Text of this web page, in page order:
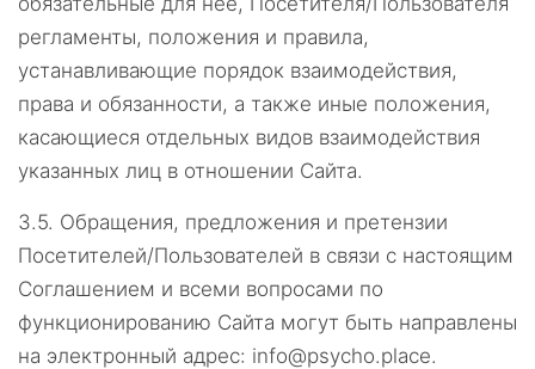
регламенты, положения и правила,
устанавливающие порядок взаимодействия,
права и обязанности, а также иные положения,
касающиеся отдельных видов взаимодействия
указанных лиц в отношении Сайта.
3.5. Обращения, предложения и претензии
Посетителей/Пользователей в связи с настоящим
Соглашением и всеми вопросами по
функционированию Сайта могут быть направлены
на электронный адрес: info@psycho.place.